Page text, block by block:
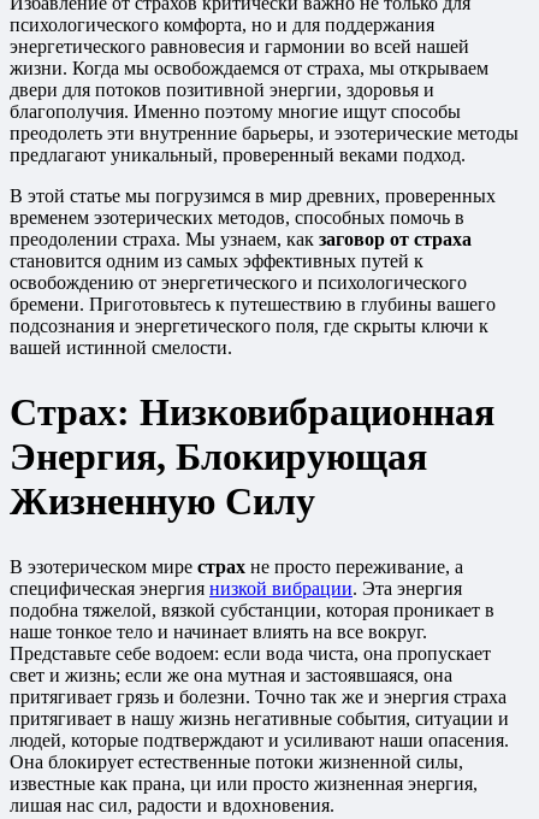
психологического комфорта, но и для поддержания
энергетического равновесия и гармонии во всей нашей
жизни. Когда мы освобождаемся от страха, мы открываем
двери для потоков позитивной энергии, здоровья и
благополучия. Именно поэтому многие ищут способы
преодолеть эти внутренние барьеры, и эзотерические методы
предлагают уникальный, проверенный веками подход.
В этой статье мы погрузимся в мир древних, проверенных
временем эзотерических методов, способных помочь в
преодолении страха. Мы узнаем, как заговор от страха
становится одним из самых эффективных путей к
освобождению от энергетического и психологического
бремени. Приготовьтесь к путешествию в глубины вашего
подсознания и энергетического поля, где скрыты ключи к
вашей истинной смелости.
Страх: Низковибрационная
Энергия, Блокирующая
Жизненную Силу
В эзотерическом мире страх не просто переживание, а
специфическая энергия низкой вибрации. Эта энергия
подобна тяжелой, вязкой субстанции, которая проникает в
наше тонкое тело и начинает влиять на все вокруг.
Представьте себе водоем: если вода чиста, она пропускает
свет и жизнь; если же она мутная и застоявшаяся, она
притягивает грязь и болезни. Точно так же и энергия страха
притягивает в нашу жизнь негативные события, ситуации и
людей, которые подтверждают и усиливают наши опасения.
Она блокирует естественные потоки жизненной силы,
известные как прана, ци или просто жизненная энергия,
лишая нас сил, радости и вдохновения.